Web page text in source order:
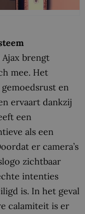
Ajax brengt
mee. Het
en
ervaart dankzij
een
als een
er camera’s
zichtbaar
intenties
is. In het geval
calamiteit is er